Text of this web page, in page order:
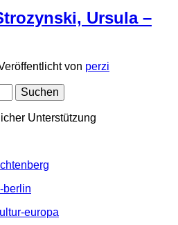
Ursula –
von perzi
Suchen
Unterstützung